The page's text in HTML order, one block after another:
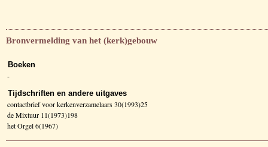
Bronvermelding van het (kerk)gebouw
Boeken
-
Tijdschriften en andere uitgaves
contactbrief voor kerkenverzamelaars 30(1993)25
de Mixtuur 11(1973)198
het Orgel 6(1967)